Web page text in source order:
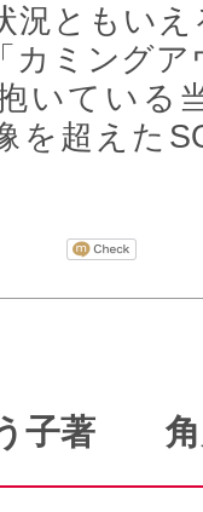
況ともい
カミング
いている
を超えた
子著 角